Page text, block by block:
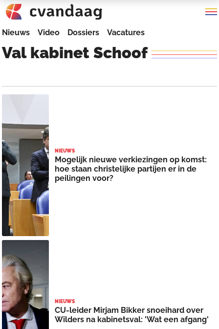
Nieuws Video Dossiers Vacatures
Val kabinet Schoof
NIEUWS
Mogelijk nieuwe verkiezingen op komst:
hoe staan christelijke partijen er in de
peilingen voor?
NIEUWS
CU-leider Mirjam Bikker snoeihard over
Wilders na kabinetsval: 'Wat een afgang'